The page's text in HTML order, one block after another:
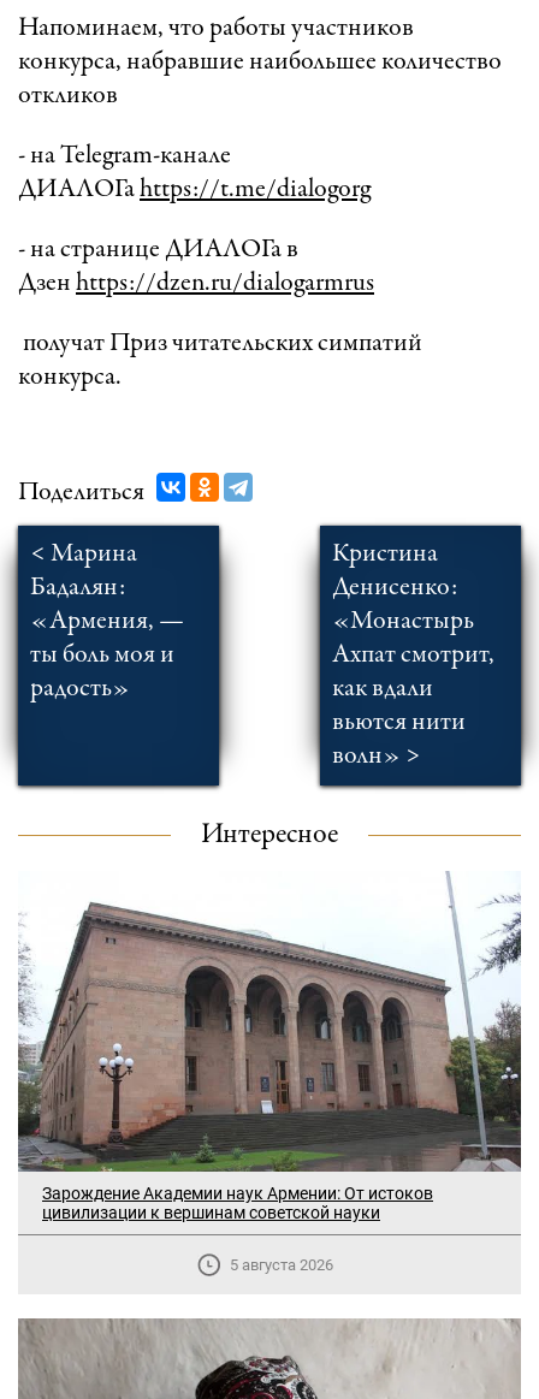
Напоминаем, что работы участников
конкурса, набравшие наибольшее количество
откликов
- на Telegram-канале
ДИАЛОГаhttps://t.me/dialogorg
- на странице ДИАЛОГа в
Дзен https://dzen.ru/dialogarmrus
получат Приз читательских симпатий
конкурса.
Поделиться
< Марина
Бадалян:
«Армения, —
ты боль моя и
радость»
Кристина
Денисенко:
«Монастырь
Ахпат смотрит,
как вдали
вьются нити
волн» >
Интересное
Зарождение Академии наук Армении: От истоков
цивилизации к вершинам советской науки
5 августа 2026